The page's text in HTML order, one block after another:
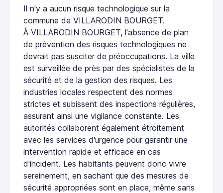
Il n'y a aucun risque technologique sur la
commune de VILLARODIN BOURGET.
À VILLARODIN BOURGET, l'absence de plan
de prévention des risques technologiques ne
devrait pas susciter de préoccupations. La ville
est surveillée de près par des spécialistes de la
sécurité et de la gestion des risques. Les
industries locales respectent des normes
strictes et subissent des inspections régulières,
assurant ainsi une vigilance constante. Les
autorités collaborent également étroitement
avec les services d'urgence pour garantir une
intervention rapide et efficace en cas
d'incident. Les habitants peuvent donc vivre
sereinement, en sachant que des mesures de
sécurité appropriées sont en place, même sans